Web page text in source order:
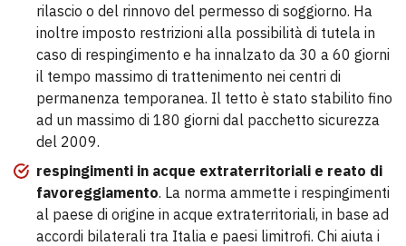
rilascio o del rinnovo del permesso di soggiorno. Ha
inoltre imposto restrizioni alla possibilità di tutela in
caso di respingimento e ha innalzato da 30 a 60 giorni
il tempo massimo di trattenimento nei centri di
permanenza temporanea. Il tetto è stato stabilito fino
ad un massimo di 180 giorni dal pacchetto sicurezza
del 2009.
respingimenti in acque extraterritoriali e reato di
favoreggiamento. La norma ammette i respingimenti
al paese di origine in acque extraterritoriali, in base ad
accordi bilaterali tra Italia e paesi limitrofi. Chi aiuta i